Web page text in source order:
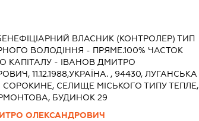
ВЛАСНИК (КОНТРОЛЕР) ТИП
ВОЛОДІННЯ - ПРЯМЕ.100% ЧАСТОК
КАПІТАЛУ - ІВАНОВ ДМИТРО
11.12.1988,УКРАЇНА. , 94430, ЛУГАНСЬКА
СОРОКИНЕ, СЕЛИЩЕ МІСЬКОГО ТИПУ ТЕПЛЕ,
БУДИНОК 29
ОЛЕКСАНДРОВИЧ